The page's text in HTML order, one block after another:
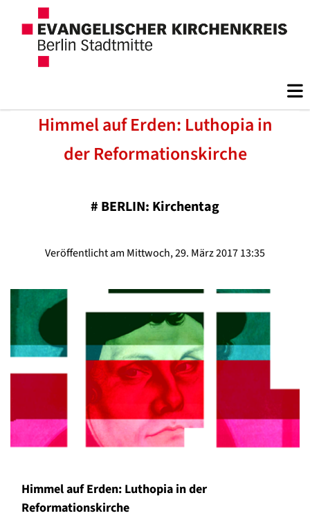
Himmel auf Erden: Luthopia in
der Reformationskirche
# BERLIN: Kirchentag
Veröffentlicht am Mittwoch, 29. März 2017 13:35
Himmel auf Erden: Luthopia in der
Reformationskirche